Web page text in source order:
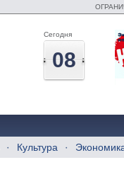
Сегодня
08
Культура